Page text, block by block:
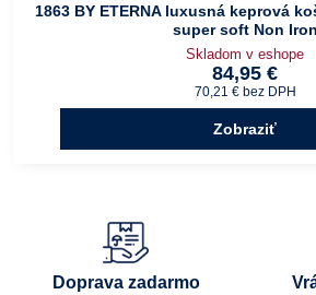
1863 BY ETERNA luxusná keprová
super soft Non Iron
Skladom v eshope
84,95 €
70,21 € bez DPH
Zobraziť
Doprava zadarmo